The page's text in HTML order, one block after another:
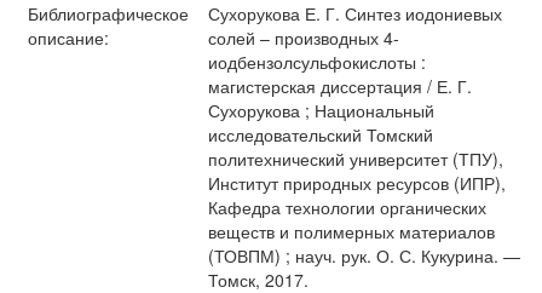
Библиографическое
описание:
Сухорукова Е. Г. Синтез иодониевых
солей – производных 4-
иодбензолсульфокислоты :
магистерская диссертация / Е. Г.
Сухорукова ; Национальный
исследовательский Томский
политехнический университет (ТПУ),
Институт природных ресурсов (ИПР),
Кафедра технологии органических
веществ и полимерных материалов
(ТОВПМ) ; науч. рук. О. С. Кукурина. —
Томск, 2017.